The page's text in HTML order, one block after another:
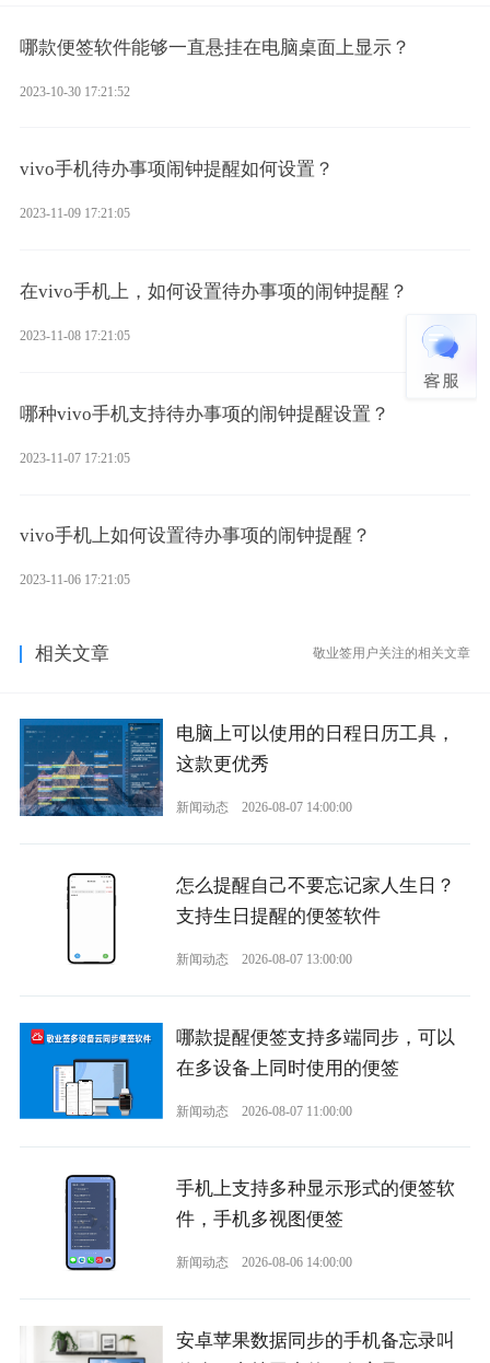
哪款便签软件能够一直悬挂在电脑桌面上显示？
2023-10-30 17:21:52
vivo手机待办事项闹钟提醒如何设置？
2023-11-09 17:21:05
在vivo手机上，如何设置待办事项的闹钟提醒？
2023-11-08 17:21:05
哪种vivo手机支持待办事项的闹钟提醒设置？
2023-11-07 17:21:05
vivo手机上如何设置待办事项的闹钟提醒？
2023-11-06 17:21:05
相关文章 敬业签用户关注的相关文章
电脑上可以使用的日程日历工具，
这款更优秀
新闻动态 2026-08-07 14:00:00
怎么提醒自己不要忘记家人生日？
支持生日提醒的便签软件
新闻动态 2026-08-07 13:00:00
哪款提醒便签支持多端同步，可以
在多设备上同时使用的便签
新闻动态 2026-08-07 11:00:00
手机上支持多种显示形式的便签软
件，手机多视图便签
新闻动态 2026-08-06 14:00:00
安卓苹果数据同步的手机备忘录叫